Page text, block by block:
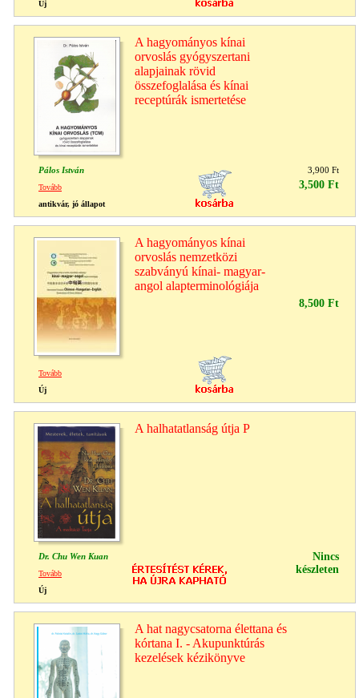
Új
A hagyományos kínai
orvoslás gyógyszertani
alapjainak rövid
összefoglalása és kínai
receptúrák ismertetése
Pálos István 3,900 Ft
3,500 Ft
Tovább
antikvár, jó állapot
A hagyományos kínai
orvoslás nemzetközi
szabványú kínai- magyar-
angol alapterminológiája
8,500 Ft
Tovább
Új
A halhatatlanság útja P
Dr. Chu Wen Kuan
Nincs
készleten
Tovább
Új
A hat nagycsatorna élettana és
kórtana I. - Akupunktúrás
kezelések kézikönyve